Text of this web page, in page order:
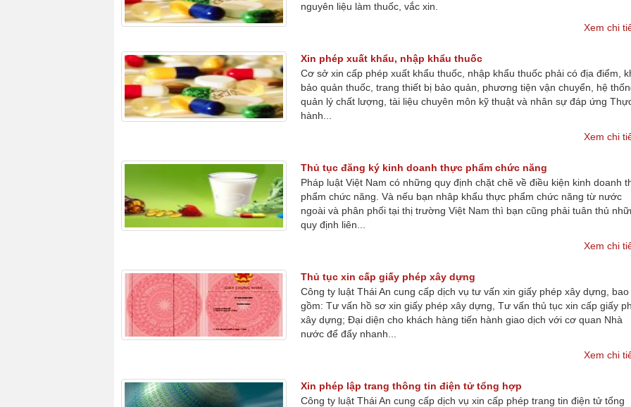
nguyên liệu làm thuốc, vắc xin.
Xem chi
Xin phép xuất khẩu, nhập khẩu thuốc
Cơ sở xin cấp phép xuất khẩu thuốc, nhập khẩu thuốc phải có địa điểm,
bảo quản thuốc, trang thiết bị bảo quản, phương tiện vận chuyển, hệ
quản lý chất lượng, tài liệu chuyên môn kỹ thuật và nhân sự đáp ứng
hành...
Xem chi
Thủ tục đăng ký kinh doanh thực phẩm chức năng
Pháp luật Việt Nam có những quy định chặt chẽ về điều kiện kinh doanh
phẩm chức năng. Và nếu bạn nhâp khẩu thực phẩm chức năng từ nước
ngoài và phân phối tại thị trường Việt Nam thì bạn cũng phải tuân thủ
quy định liên...
Xem chi
Thủ tục xin cấp giấy phép xây dựng
Công ty luật Thái An cung cấp dịch vụ tư vấn xin giấy phép xây dựng, bao
gồm: Tư vấn hồ sơ xin giấy phép xây dựng, Tư vấn thủ tục xin cấp giấy
xây dựng; Đại diện cho khách hàng tiến hành giao dịch với cơ quan Nhà
nước để đẩy nhanh...
Xem chi
Xin phép lập trang thông tin điện tử tổng hợp
Công ty luật Thái An cung cấp dịch vụ xin cấp phép trang tin điện tử tổng